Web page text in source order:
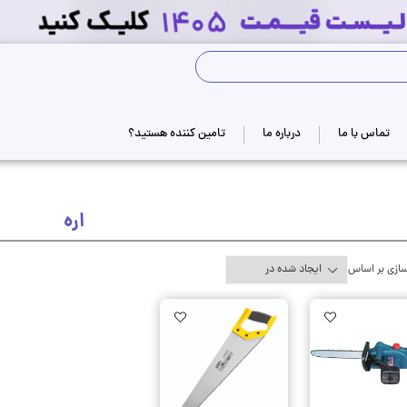
تماس با ما درباره ما تامین کننده هستید؟
اره
بر اساس
AddToWishlist
AddToWishlist